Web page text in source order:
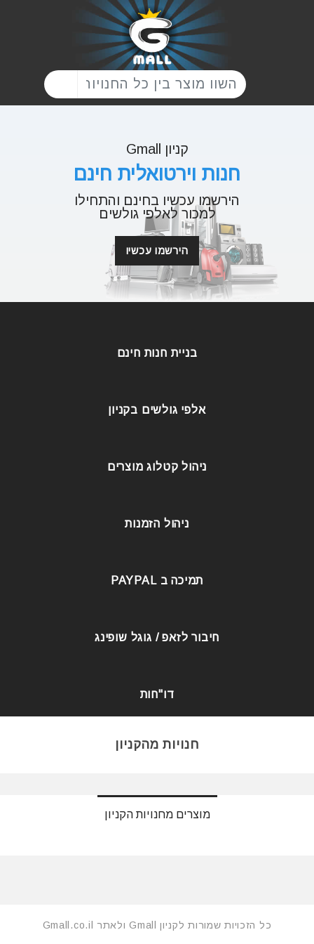
קניון Gmall
חנות וירטואלית חינם
הירשמו עכשיו בחינם והתחילו
למכור לאלפי גולשים
הירשמו עכשיו
בניית חנות חינם
אלפי גולשים בקניון
ניהול קטלוג מוצרים
ניהול הזמנות
תמיכה ב PAYPAL
חיבור לזאפ / גוגל שופינג
דו"חות
חנויות מהקניון
מוצרים מחנויות הקניון
כל הזכויות שמורות לקניון Gmall ולאתר Gmall.co.il